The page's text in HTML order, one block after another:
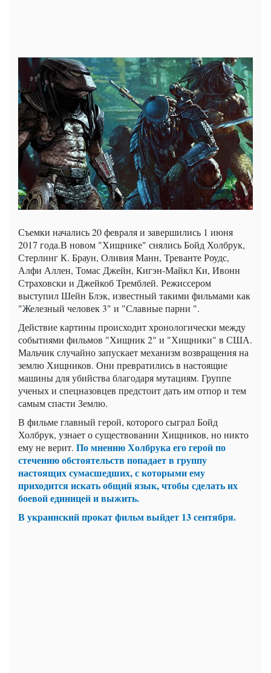
Съемки начались 20 февраля и завершились 1 июня
2017 года.В новом "Хищнике" снялись Бойд Холбрук,
Стерлинг К. Браун, Оливия Манн, Треванте Роудс,
Алфи Аллен, Томас Джейн, Кигэн-Майкл Ки, Ивонн
Страховски и Джейкоб Тремблей. Режиссером
выступил Шейн Блэк, известный такими фильмами как
"Железный человек 3" и "Славные парни ".
Действие картины происходит хронологически между
событиями фильмов "Хищник 2" и "Хищники" в США.
Мальчик случайно запускает механизм возвращения на
землю Хищников. Они превратились в настоящие
машины для убийства благодаря мутациям. Группе
ученых и спецназовцев предстоит дать им отпор и тем
самым спасти Землю.
В фильме главный герой, которого сыграл Бойд
Холбрук, узнает о существовании Хищников, но никто
ему не верит. По мнению Холбрука его герой по
стечению обстоятельств попадает в группу
настоящих сумасшедших, с которыми ему
приходится искать общий язык, чтобы сделать их
боевой единицей и выжить.
В украинский прокат фильм выйдет 13 сентября.